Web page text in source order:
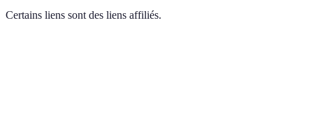
Certains liens sont des liens affiliés.